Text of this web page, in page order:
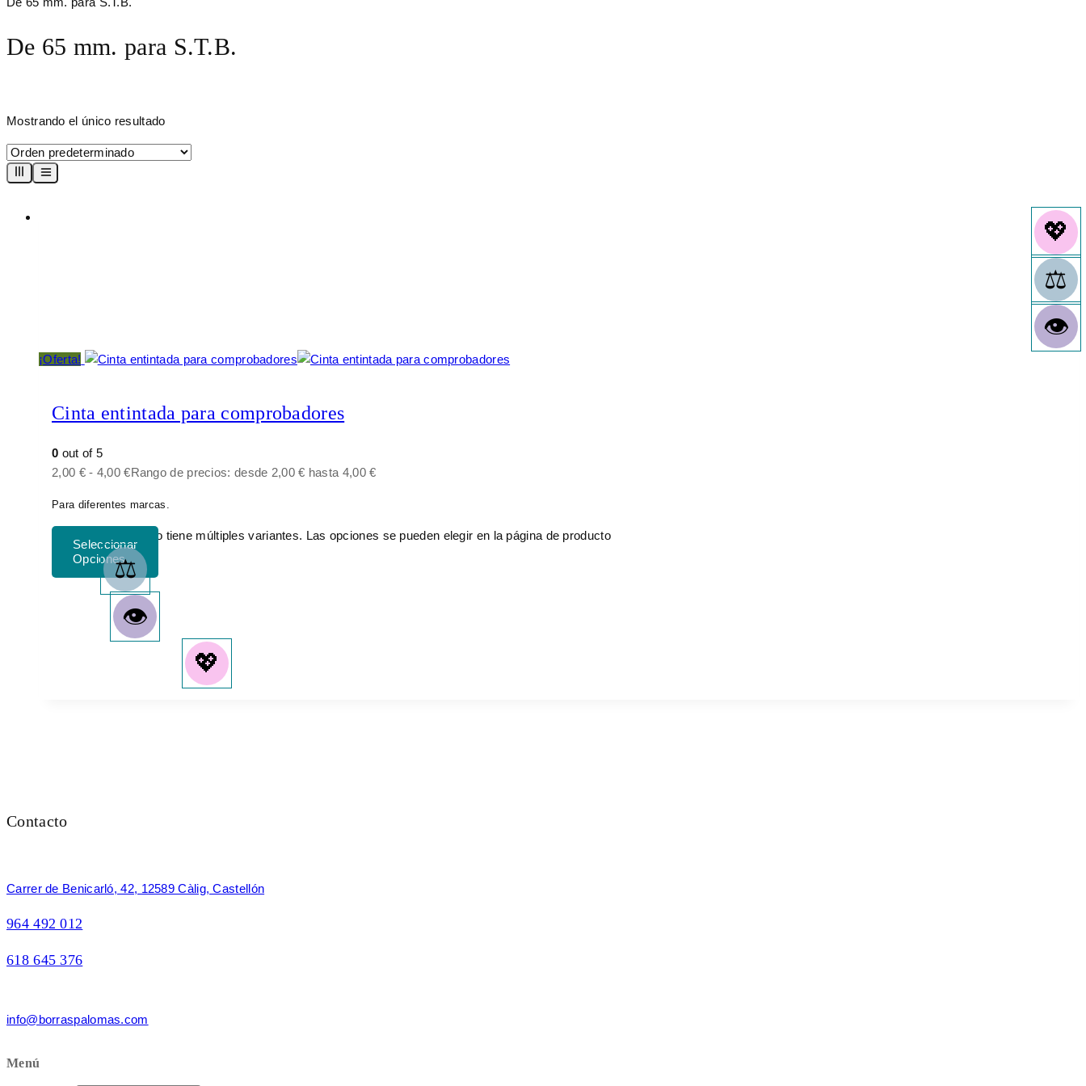
De 65 mm. para S.T.B.
Mostrando el único resultado
¡Oferta!
Cinta entintada para comprobadores
0 out of 5
2,00 € - 4,00€Rango de precios: desde 2,00 € hasta 4,00 €
Para diferentes marcas.
Este producto tiene múltiples variantes. Las opciones se pueden elegir en la página de producto
Contacto
Carrer de Benicarló, 42, 12589 Càlig, Castellón
964 492 012
618 645 376
info@borraspalomas.com
Menú